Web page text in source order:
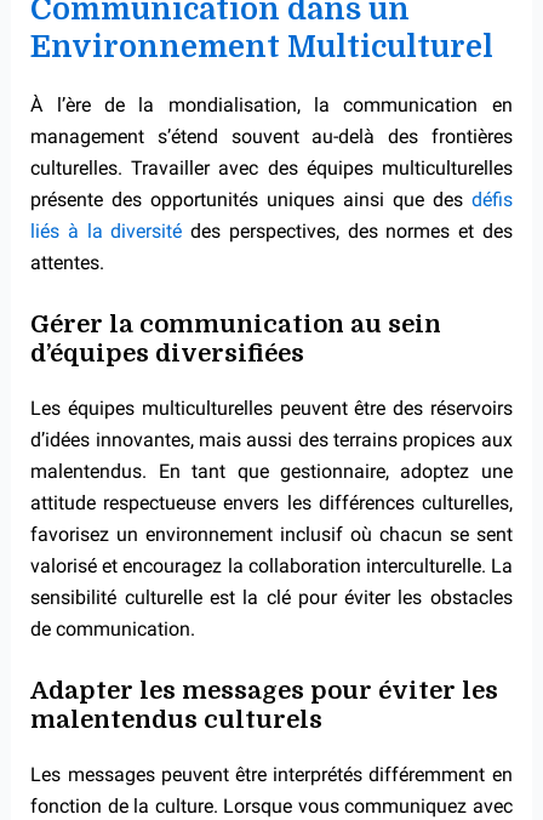
Communication dans un
Environnement Multiculturel
À l’ère de la mondialisation, la communication en
management s’étend souvent au-delà des frontières
culturelles. Travailler avec des équipes multiculturelles
présente des opportunités uniques ainsi que desdéfis
liés à la diversité des perspectives, des normes et des
attentes.
Gérer la communication au sein
d’équipes diversifiées
Les équipes multiculturelles peuvent être des réservoirs
d’idées innovantes, mais aussi des terrains propices aux
malentendus. En tant que gestionnaire, adoptez une
attitude respectueuse envers les différences culturelles,
favorisez un environnement inclusif où chacun se sent
valorisé et encouragez la collaboration interculturelle. La
sensibilité culturelle est la clé pour éviter les obstacles
de communication.
Adapter les messages pour éviter les
malentendus culturels
Les messages peuvent être interprétés différemment en
fonction de la culture. Lorsque vous communiquez avec